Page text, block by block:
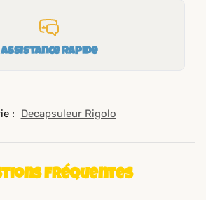
Assistance rapide
: Decapsuleur Rigolo
fréquentes